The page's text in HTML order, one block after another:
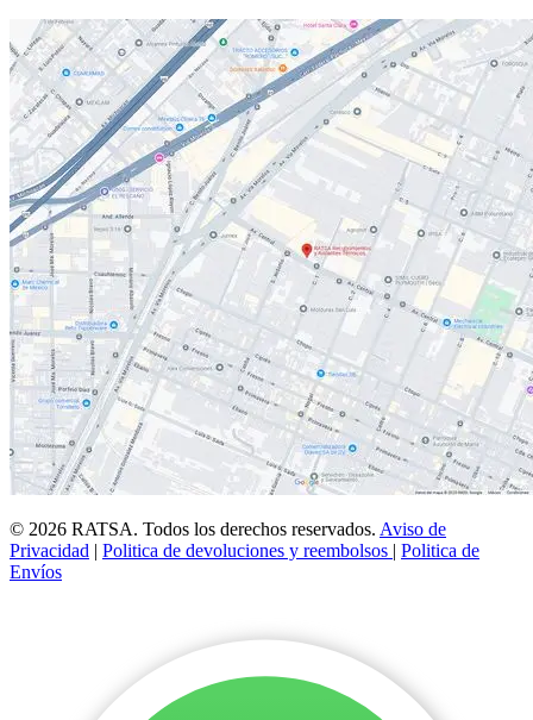
© 2026 RATSA. Todos los derechos reservados. Aviso de
Privacidad | Politica de devoluciones y reembolsos | Politica de
Envíos